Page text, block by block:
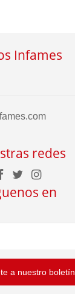
Infames
redes
en
a nuestro boletín